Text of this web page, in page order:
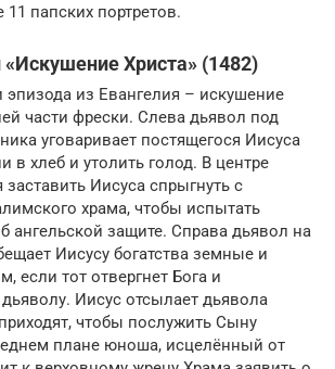
папских портретов.
Христа» (1482)
эпизода из Евангелия – искушение
части фрески. Слева дьявол под
уговаривает постящегося Иисуса
в хлеб и утолить голод. В центре
Иисуса спрыгнуть с
храма, чтобы испытать
ангельской защите. Справа дьявол на
Иисусу богатства земные и
если тот отвергнет Бога и
Иисус отсылает дьявола
чтобы послужить Сыну
плане юноша, исцелённый от